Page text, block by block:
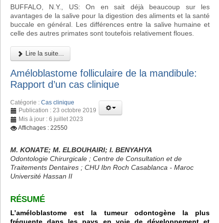
BUFFALO, N.Y., US: On en sait déjà beaucoup sur les
avantages de la salive pour la digestion des aliments et la santé
buccale en général. Les différences entre la salive humaine et
celle des autres primates sont toutefois relativement floues.
Lire la suite...
Améloblastome folliculaire de la mandibule:
Rapport d’un cas clinique
Catégorie : Cas clinique
Publication : 23 octobre 2019
Mis à jour : 6 juillet 2023
Affichages : 22550
M. KONATE; M. ELBOUHAIRI; I. BENYAHYA
Odontologie Chirurgicale ; Centre de Consultation et de
Traitements Dentaires ; CHU Ibn Roch Casablanca - Maroc
Université Hassan II
RÉSUMÉ
L’améloblastome est la tumeur odontogène la plus